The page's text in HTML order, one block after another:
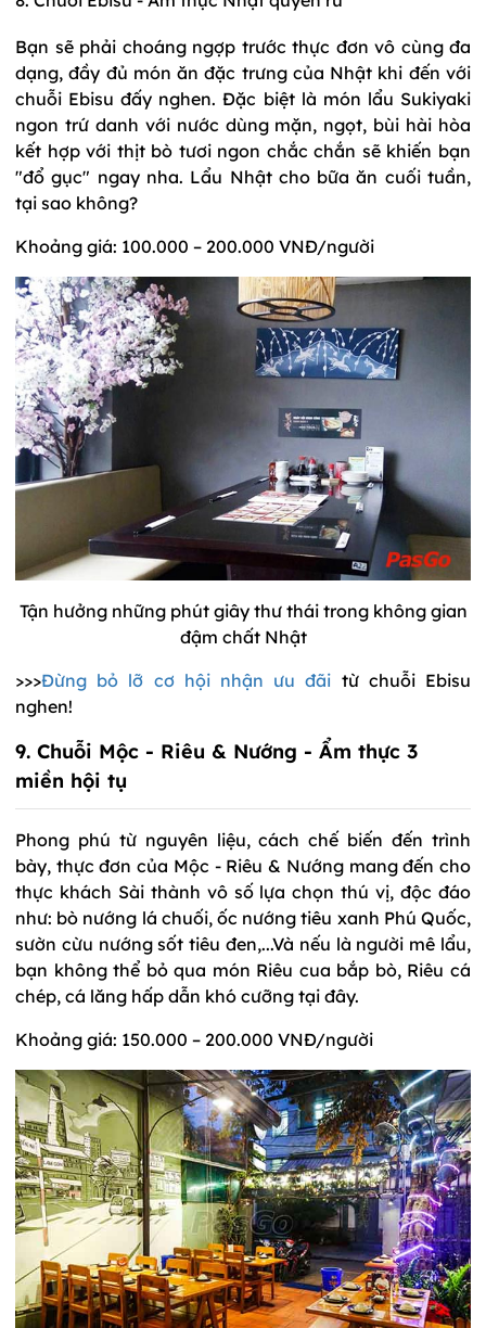
Bạn sẽ phải choáng ngợp trước thực đơn vô cùng đa
dạng, đầy đủ món ăn đặc trưng của Nhật khi đến với
chuỗi Ebisu đấy nghen. Đặc biệt là món lẩu Sukiyaki
ngon trứ danh với nước dùng mặn, ngọt, bùi hài hòa
kết hợp với thịt bò tươi ngon chắc chắn sẽ khiến bạn
"đổ gục" ngay nha. Lẩu Nhật cho bữa ăn cuối tuần,
tại sao không?
Khoảng giá: 100.000 – 200.000 VNĐ/người
Tận hưởng những phút giây thư thái trong không gian
đậm chất Nhật
>>>Đừng bỏ lỡ cơ hội nhận ưu đãi từ chuỗi Ebisu
nghen!
9. Chuỗi Mộc - Riêu & Nướng - Ẩm thực 3
miền hội tụ
Phong phú từ nguyên liệu, cách chế biến đến trình
bày, thực đơn của Mộc - Riêu & Nướng mang đến cho
thực khách Sài thành vô số lựa chọn thú vị, độc đáo
như: bò nướng lá chuối, ốc nướng tiêu xanh Phú Quốc,
sườn cừu nướng sốt tiêu đen,...Và nếu là người mê lẩu,
bạn không thể bỏ qua món Riêu cua bắp bò, Riêu cá
chép, cá lăng hấp dẫn khó cưỡng tại đây.
Khoảng giá: 150.000 – 200.000 VNĐ/người